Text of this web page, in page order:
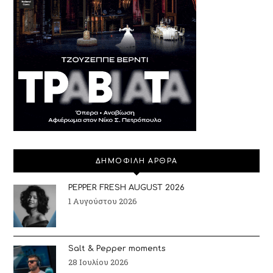
ΔΗΜΟΦΙΛΗ ΑΡΘΡΑ
PEPPER FRESH AUGUST 2026
1 Αυγούστου 2026
Salt & Pepper moments
28 Ιουλίου 2026